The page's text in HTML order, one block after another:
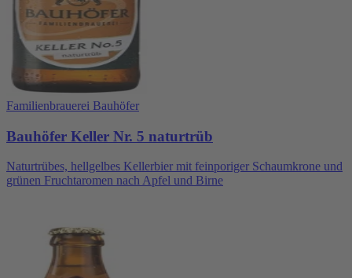
Familienbrauerei Bauhöfer
Bauhöfer Keller Nr. 5 naturtrüb
Naturtrübes, hellgelbes Kellerbier mit feinporiger Schaumkrone und
grünen Fruchtaromen nach Apfel und Birne